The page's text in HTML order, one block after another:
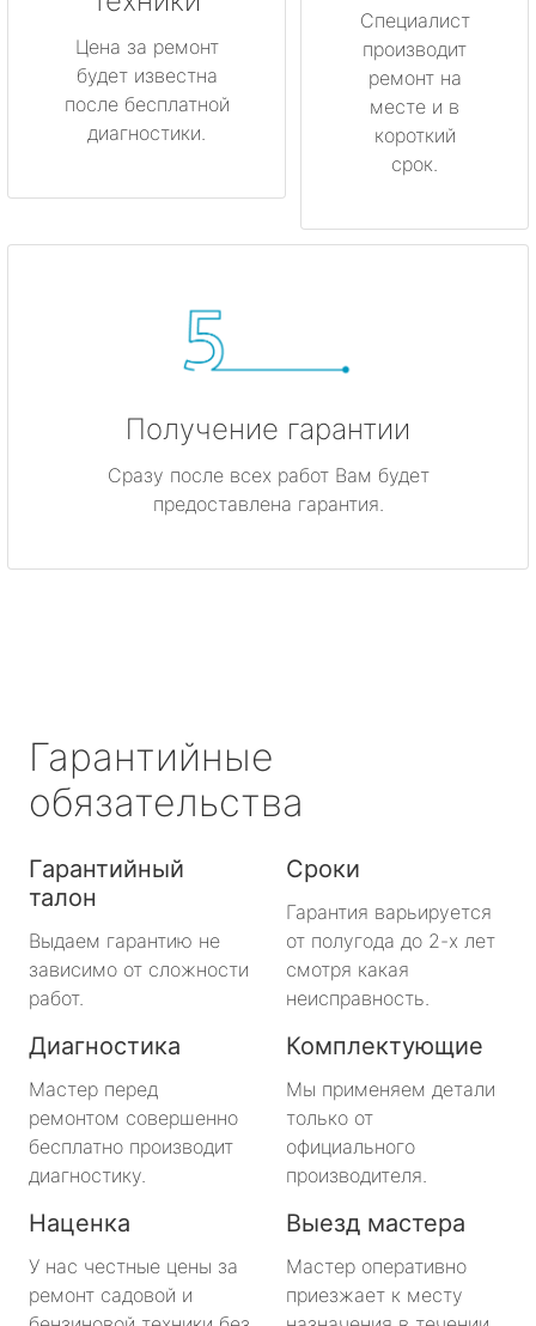
Цена за ремонт
будет известна
после бесплатной
диагностики.
Специалист
производит
ремонт на
месте и в
короткий
срок.
Получение гарантии
Сразу после всех работ Вам будет
предоставлена гарантия.
Гарантийные
обязательства
Гарантийный
талон
Выдаем гарантию не
зависимо от сложности
работ.
Сроки
Гарантия варьируется
от полугода до 2-х лет
смотря какая
неисправность.
Диагностика
Мастер перед
ремонтом совершенно
бесплатно производит
диагностику.
Комплектующие
Мы применяем детали
только от
официального
производителя.
Наценка
У нас честные цены за
ремонт садовой и
Выезд мастера
Мастер оперативно
приезжает к месту